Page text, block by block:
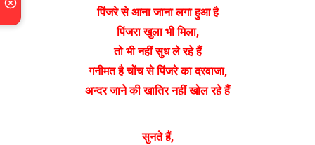
पिंजरे से आना जाना लगा हुआ है
पिंजरा खुला भी मिला,
तो भी नहीं सुध ले रहे हैं
गनीमत है चोंच से पिंजरे का दरवाजा,
अन्दर जाने की खातिर नहीं खोल रहे हैं
सुनते हैं,